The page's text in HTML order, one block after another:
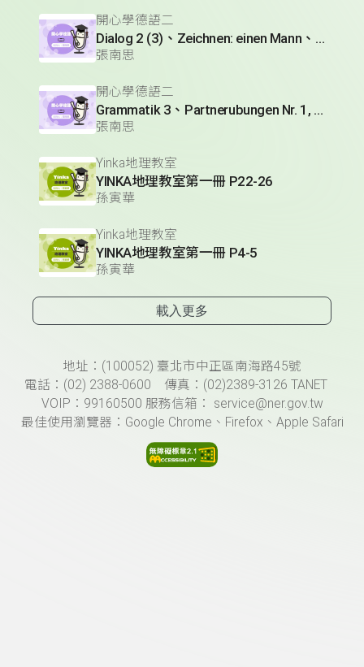
開心學德語二
Dialog 2 (3)、Zeichnen: einen Mann、Lesetext 1(1)
張南思
開心學德語二
Grammatik 3、Partnerubungen Nr. 1, 3、Dialog 2(1)
張南思
Yinka地理教室
YINKA地理教室第一冊 P22-26
孫寅華
Yinka地理教室
YINKA地理教室第一冊 P4-5
孫寅華
載入更多
頁尾資訊地址：(100052) 臺北市中正區南海路45號
電話：(02) 2388-0600 傳真：(02)2389-3126 TANET
VOIP：99160500 服務信箱： service@ner.gov.tw
最佳使用瀏覽器：Google Chrome、Firefox、Apple Safari